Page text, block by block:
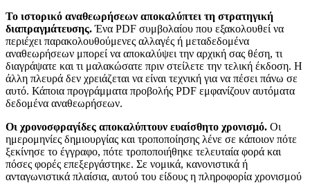
Το ιστορικό αναθεωρήσεων αποκαλύπτει τη στρατηγική
διαπραγμάτευσης.Ένα PDF συμβολαίου που εξακολουθεί να
περιέχει παρακολουθούμενες αλλαγές ή μεταδεδομένα
αναθεωρήσεων μπορεί να αποκαλύψει την αρχική σας θέση, τι
διαγράψατε και τι μαλακώσατε πριν στείλετε την τελική έκδοση. Η
άλλη πλευρά δεν χρειάζεται να είναι τεχνική για να πέσει πάνω σε
αυτό. Κάποια προγράμματα προβολής PDF εμφανίζουν αυτόματα
δεδομένα αναθεωρήσεων.
Οι χρονοσφραγίδες αποκαλύπτουν ευαίσθητο χρονισμό. Οι
ημερομηνίες δημιουργίας και τροποποίησης λένε σε κάποιον πότε
ξεκίνησε το έγγραφο, πότε τροποποιήθηκε τελευταία φορά και
πόσες φορές επεξεργάστηκε. Σε νομικά, κανονιστικά ή
ανταγωνιστικά πλαίσια, αυτού του είδους η πληροφορία χρονισμού